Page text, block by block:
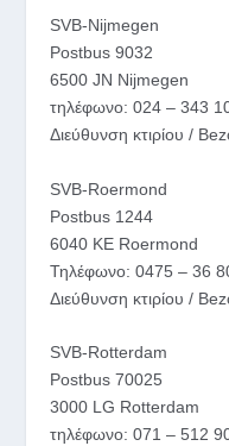
SVB-Nijmegen
Postbus 9032
6500 JN Nijmegen
τηλέφωνο: 024 – 343
Διεύθυνση κτιρίου /
SVB-Roermond
Postbus 1244
6040 KE Roermond
Τηλέφωνο: 0475 – 36
Διεύθυνση κτιρίου /
SVB-Rotterdam
Postbus 70025
3000 LG Rotterdam
τηλέφωνο: 071 – 512